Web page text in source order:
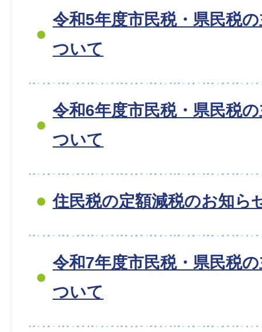
令和5年度市民税・県民税
ついて
令和6年度市民税・県民税
ついて
住民税の定額減税のお知ら
令和7年度市民税・県民税
ついて